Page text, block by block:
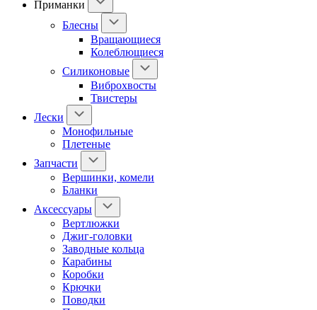
Приманки
Блесны
Вращающиеся
Колеблющиеся
Силиконовые
Виброхвосты
Твистеры
Лески
Монофильные
Плетеные
Запчасти
Вершинки, комели
Бланки
Аксессуары
Вертлюжки
Джиг-головки
Заводные кольца
Карабины
Коробки
Крючки
Поводки